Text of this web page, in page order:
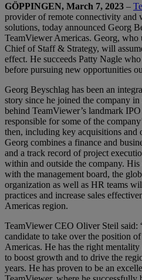
GÖPPINGEN, March 7, 2023 –
provider of remote connectivity and
solutions, today announced Georg
TeamViewer Americas. Georg,
Chief of Staff & Strategy, will
effect. He succeeds Patty Nagle
before pursuing new opportunities
Georg Beyschlag has been an
story since he joined the company
behind TeamViewer’s landmark
responsible for some of the
then, including key acquisitions and
Georg combines a finance and
and a track record of project
within and outside the company.
with the management board, the
organization as well as HR teams
practices and increase sales
Americas region.
TeamViewer CEO Oliver Steil said:
candidate to take over the position
Americas. He has the right
to boost growth and to drive the
years. He has proven to be an